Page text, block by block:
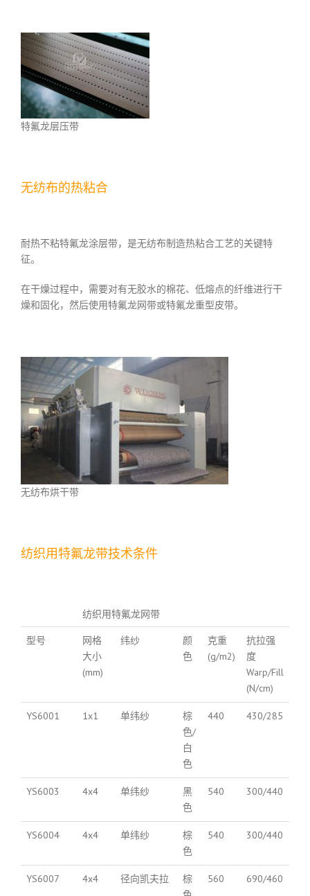
特氟龙层压带
无纺布的热粘合
耐热不粘特氟龙涂层带，是无纺布制造热粘合工艺的关键特
征。
在干燥过程中，需要对有无胶水的棉花、低熔点的纤维进行干
燥和固化，然后使用特氟龙网带或特氟龙重型皮带。
无纺布烘干带
纺织用特氟龙带技术条件
纺织用特氟龙网带
型号
网格
大小
(mm)
纬纱
颜
色
克重
(g/m2)
抗拉强
度
Warp/Fill
(N/cm)
YS6001 1x1 单纬纱
棕
色/
白
色
440 430/285
YS6003 4x4 单纬纱
黑
色
540 300/440
YS6004 4x4 单纬纱
棕
色
540 300/440
YS6007 4x4 径向凯夫拉
棕
560 690/460